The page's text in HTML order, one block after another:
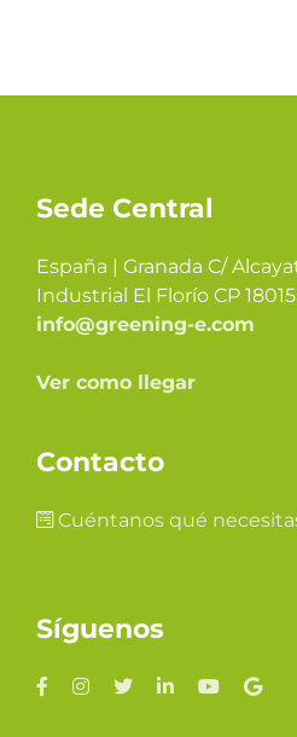
Sede Central
España | Granada C/
Industrial El Florío CP
info@greening-e.com
Ver como llegar
Contacto
Cuéntanos qué
Síguenos